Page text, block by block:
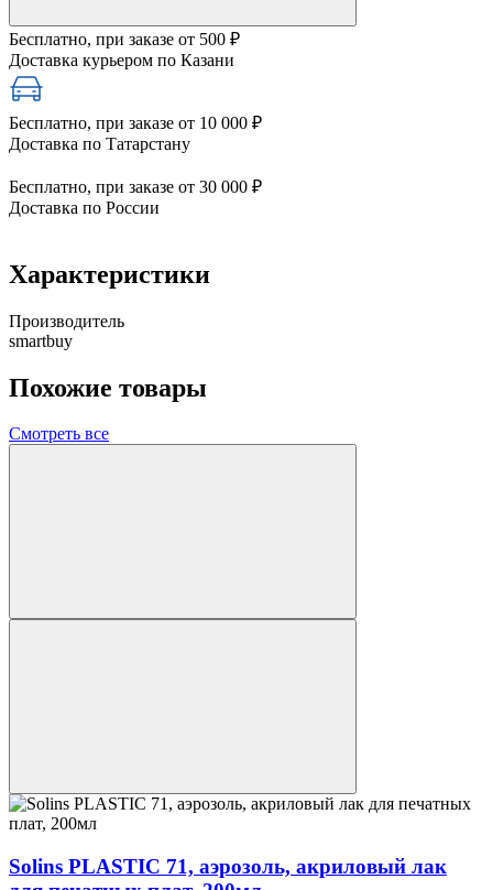
Бесплатно, при заказе от 500 ₽
Доставка курьером по Казани
Бесплатно, при заказе от 10 000 ₽
Доставка по Татарстану
Бесплатно, при заказе от 30 000 ₽
Доставка по России
Характеристики
Производитель
smartbuy
Похожие товары
Смотреть все
Solins PLASTIC 71, аэрозоль, акриловый лак